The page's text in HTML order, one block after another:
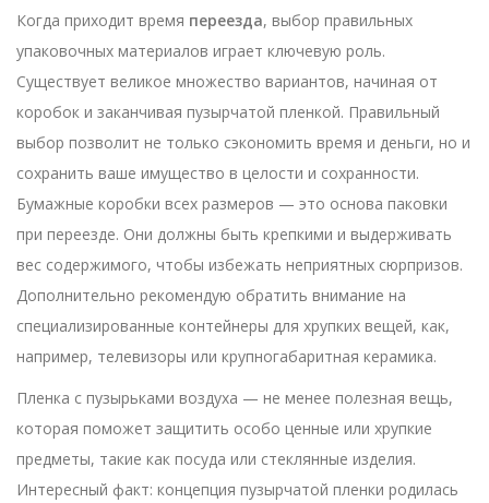
Когда приходит время переезда, выбор правильных
упаковочных материалов играет ключевую роль.
Существует великое множество вариантов, начиная от
коробок и заканчивая пузырчатой пленкой. Правильный
выбор позволит не только сэкономить время и деньги, но и
сохранить ваше имущество в целости и сохранности.
Бумажные коробки всех размеров — это основа паковки
при переезде. Они должны быть крепкими и выдерживать
вес содержимого, чтобы избежать неприятных сюрпризов.
Дополнительно рекомендую обратить внимание на
специализированные контейнеры для хрупких вещей, как,
например, телевизоры или крупногабаритная керамика.
Пленка с пузырьками воздуха — не менее полезная вещь,
которая поможет защитить особо ценные или хрупкие
предметы, такие как посуда или стеклянные изделия.
Интересный факт: концепция пузырчатой пленки родилась